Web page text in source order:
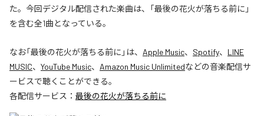
た。今回デジタル配信された楽曲は、「最後の花火が落ちる前に」
を含む全1曲となっている。
なお「最後の花火が落ちる前に 」は、 Apple Music、 Spotify、 LINE
MUSIC、 YouTube Music、 Amazon Music Unlimitedなどの音楽配信サ
ービスで聴くことができる。
各配信サービス： 最後の花火が落ちる前に